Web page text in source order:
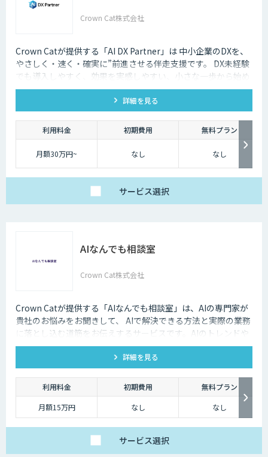
Crown Cat株式会社
Crown Catが提供する「AI DX Partner」は 中小企業のDXを、
やさしく・速く・確実に”前進させる伴走支援です。 DX未経験
でも導入しやすく、効果を実感しやすい、小さな一歩から始め
るDX支援サービスです。 AI DX Partnerは、大手企業のDX支援
で培ったノウハウをベースに、 地方・中小企業のための“現実
的なDX”を設計・実装・運用まで一貫して支援いたします。 私
たちは、コンサル×開発×AIの力で、現場に寄り添った 『ちょ
うどいいDX』を実現します。
詳細を見る
利用料金 初期費用 無料プラン
月額30万円~ なし なし
サービス選択
AIなんでも相談室
Crown Cat株式会社
Crown Catが提供する「AIなんでも相談室」は、AIの専門家が
貴社のお悩みをお聞きして、 AIで解決できる方法と実際の業務
に落とし込む道筋をお伝えするサービスです。AIのトレンドや
最新の事例はもちろん、自社にあった活用を安価にクイックに
詳細を見る
利用料金 初期費用
無料プラン
月額15万円
なし なし
サービス選択